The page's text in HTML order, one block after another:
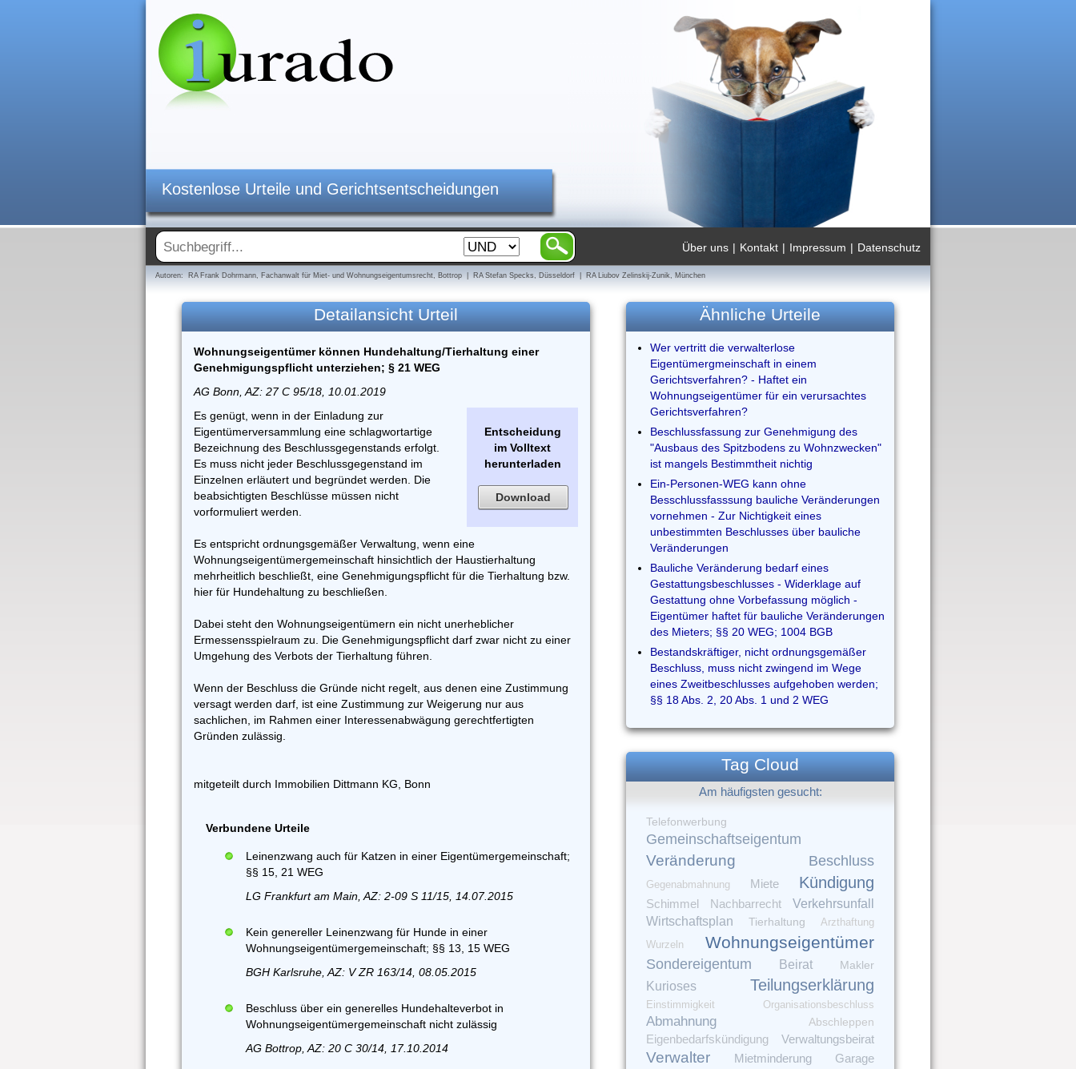
Kostenlose Urteile und Gerichtsentscheidungen
Datenschutz
|
Impressum
|
Kontakt
|
Über uns
Autoren: RA Frank Dohrmann, Fachanwalt für Miet- und Wohnungseigentumsrecht, Bottrop | RA Stefan Specks, Düsseldorf | RA Liubov Zelinskij-Zunik, München
Detailansicht Urteil
Wohnungseigentümer können Hundehaltung/Tierhaltung einer
Genehmigungspflicht unterziehen; § 21 WEG
AG Bonn, AZ: 27 C 95/18, 10.01.2019
Entscheidung
im Volltext
herunterladen
Download
Es genügt, wenn in der Einladung zur
Eigentümerversammlung eine schlagwortartige
Bezeichnung des Beschlussgegenstands erfolgt.
Es muss nicht jeder Beschlussgegenstand im
Einzelnen erläutert und begründet werden. Die
beabsichtigten Beschlüsse müssen nicht
vorformuliert werden.
Es entspricht ordnungsgemäßer Verwaltung, wenn eine
Wohnungseigentümergemeinschaft hinsichtlich der Haustierhaltung
mehrheitlich beschließt, eine Genehmigungspflicht für die Tierhaltung bzw.
hier für Hundehaltung zu beschließen.
Dabei steht den Wohnungseigentümern ein nicht unerheblicher
Ermessensspielraum zu. Die Genehmigungspflicht darf zwar nicht zu einer
Umgehung des Verbots der Tierhaltung führen.
Wenn der Beschluss die Gründe nicht regelt, aus denen eine Zustimmung
versagt werden darf, ist eine Zustimmung zur Weigerung nur aus
sachlichen, im Rahmen einer Interessenabwägung gerechtfertigten
Gründen zulässig.
mitgeteilt durch Immobilien Dittmann KG, Bonn
Verbundene Urteile
Leinenzwang auch für Katzen in einer Eigentümergemeinschaft;
§§ 15, 21 WEG
LG Frankfurt am Main, AZ: 2-09 S 11/15, 14.07.2015
Kein genereller Leinenzwang für Hunde in einer
Wohnungseigentümergemeinschaft; §§ 13, 15 WEG
BGH Karlsruhe, AZ: V ZR 163/14, 08.05.2015
Beschluss über ein generelles Hundehalteverbot in
Wohnungseigentümergemeinschaft nicht zulässig
AG Bottrop, AZ: 20 C 30/14, 17.10.2014
Ähnliche Urteile
Wer vertritt die verwalterlose
Eigentümergmeinschaft in einem
Gerichtsverfahren? - Haftet ein
Wohnungseigentümer für ein verursachtes
Gerichtsverfahren?
Beschlussfassung zur Genehmigung des
"Ausbaus des Spitzbodens zu Wohnzwecken"
ist mangels Bestimmtheit nichtig
Ein-Personen-WEG kann ohne
Besschlussfasssung bauliche Veränderungen
vornehmen - Zur Nichtigkeit eines
unbestimmten Beschlusses über bauliche
Veränderungen
Bauliche Veränderung bedarf eines
Gestattungsbeschlusses - Widerklage auf
Gestattung ohne Vorbefassung möglich -
Eigentümer haftet für bauliche Veränderungen
des Mieters; §§ 20 WEG; 1004 BGB
Bestandskräftiger, nicht ordnungsgemäßer
Beschluss, muss nicht zwingend im Wege
eines Zweitbeschlusses aufgehoben werden;
§§ 18 Abs. 2, 20 Abs. 1 und 2 WEG
Tag Cloud
Am häufigsten gesucht:
Telefonwerbung
Gemeinschaftseigentum
Veränderung Beschluss
Gegenabmahnung Miete Kündigung
Schimmel Nachbarrecht Verkehrsunfall
Wirtschaftsplan Tierhaltung
Arzthaftung
Wurzeln
Wohnungseigentümer
Sondereigentum Beirat Makler
Kurioses Teilungserklärung
Einstimmigkeit Organisationsbeschluss
Abmahnung Abschleppen
Eigenbedarfskündigung Verwaltungsbeirat
Verwalter Mietminderung Garage